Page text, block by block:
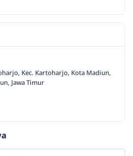
Kec. Kartoharjo, Kota Madiun,
Jawa Timur